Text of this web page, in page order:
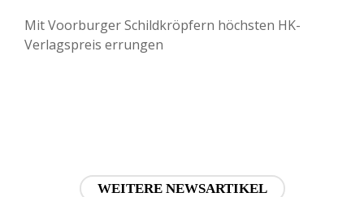
Mit Voorburger Schildkröpfern höchsten HK-
Verlagspreis errungen
WEITERE NEWSARTIKEL